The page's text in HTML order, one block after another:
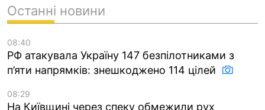
Останні новини
08:40
РФ атакувала Україну 147 безпілотниками з
п’яти напрямків: знешкоджено 114 цілей
08:29
На Київщині через спеку обмежили рух